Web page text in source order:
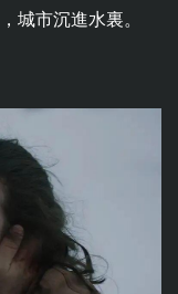
城市沉進水裏。